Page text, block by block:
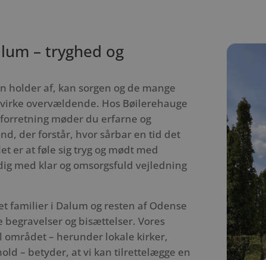
– tryghed og
holder af, kan sorgen og de mange
overvældende. Hos Bøilerehauge
møder du erfarne og
der forstår, hvor sårbar en tid det
er at føle sig tryg og mødt med
med klar og omsorgsfuld vejledning
familier i Dalum og resten af Odense
og bisættelser. Vores
– herunder lokale kirker,
– betyder, at vi kan tilrettelægge en